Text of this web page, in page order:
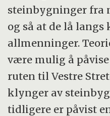
steinbygninger fra
og så at de lå langs
allmenninger.
være mulig å
ruten til Vestre
klynger av
tidligere er påvist